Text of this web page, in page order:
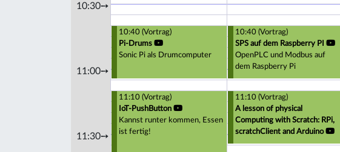
10:30➙
11:00➙
11:30➙
10:40 (Vortrag)
Pi-Drums
Sonic Pi als Drumcomputer
10:40 (Vortrag)
SPS auf dem Raspberry PI
OpenPLC und Modbus auf
dem Raspberry Pi
11:10 (Vortrag)
IoT-PushButton
Kannst runter kommen, Essen
ist fertig!
11:10 (Vortrag)
A lesson of physical
Computing with Scratch: RPi,
scratchClient and Arduino